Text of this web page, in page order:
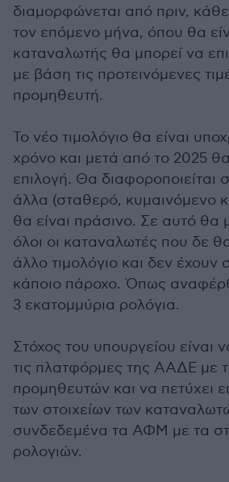
διαμορφώνεται από πριν,
τον επόμενο μήνα, όπου θα
καταναλωτής θα μπορεί να
με βάση τις προτεινόμενες
προμηθευτή.
Το νέο τιμολόγιο θα είναι
χρόνο και μετά από το 2025
επιλογή. Θα διαφοροποιείται
άλλα (σταθερό, κυμαινόμενο
θα είναι πράσινο. Σε αυτό θα
όλοι οι καταναλωτές που δε
άλλο τιμολόγιο και δεν
κάποιο πάροχο. Όπως
3 εκατομμύρια ρολόγια.
Στόχος του υπουργείου είναι
τις πλατφόρμες της ΑΑΔΕ με
προμηθευτών και να πετύχει
των στοιχείων των
συνδεδεμένα τα ΑΦΜ με τα
ρολογιών.